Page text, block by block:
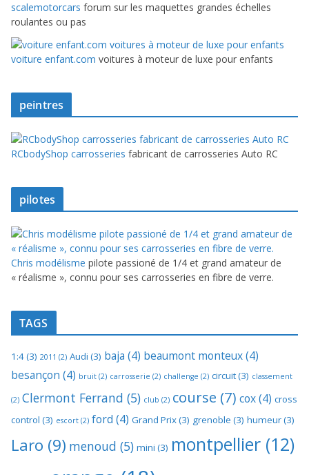
scalemotorcars forum sur les maquettes grandes échelles
roulantes ou pas
voiture enfant.com voitures à moteur de luxe pour enfants
peintres
RCbodyShop carrosseries fabricant de carrosseries Auto RC
pilotes
Chris modélisme pilote passioné de 1/4 et grand amateur de
« réalisme », connu pour ses carrosseries en fibre de verre.
TAGS
1:4(3) 2011 (2) Audi (3) baja (4) beaumont monteux(4)
besançon (4) bruit (2) carrosserie (2) challenge (2) circuit(3) classement
(2) Clermont Ferrand (5) club (2) course (7) cox(4) cross
control (3) escort (2) ford (4) Grand Prix(3) grenoble (3) humeur(3)
Laro (9) menoud (5) mini (3) montpellier (12)